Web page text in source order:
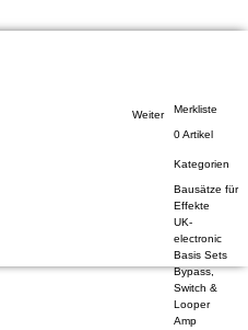
Weiter
Merkliste
0 Artikel
Kategorien
Bausätze für
Effekte
UK-
electronic
Basis Sets
Bypass,
Switch &
Looper
Amp